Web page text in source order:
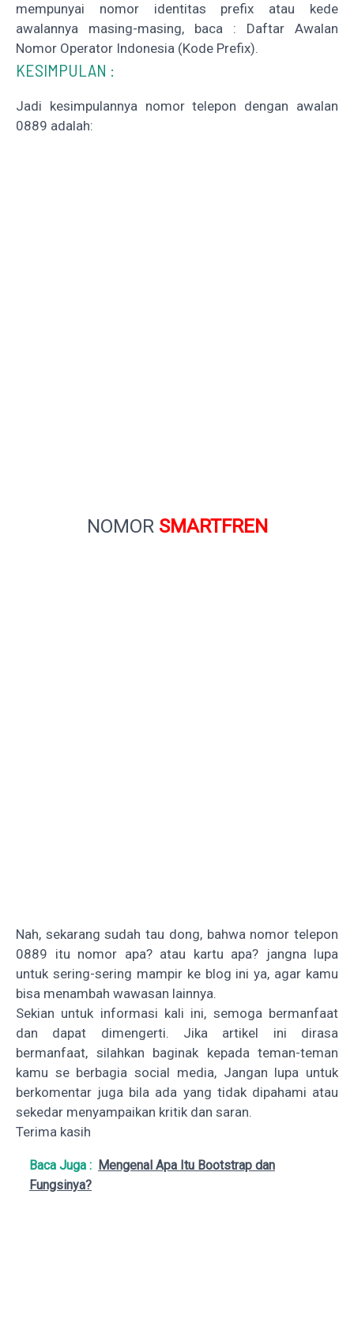
mempunyai nomor identitas prefix atau kede
awalannya masing-masing, baca : Daftar Awalan
Nomor Operator Indonesia (Kode Prefix).
KESIMPULAN :
Jadi kesimpulannya nomor telepon dengan awalan
0889 adalah:
NOMOR SMARTFREN
Nah, sekarang sudah tau dong, bahwa nomor telepon
0889 itu nomor apa? atau kartu apa? jangna lupa
untuk sering-sering mampir ke blog ini ya, agar kamu
bisa menambah wawasan lainnya.
Sekian untuk informasi kali ini, semoga bermanfaat
dan dapat dimengerti. Jika artikel ini dirasa
bermanfaat, silahkan baginak kepada teman-teman
kamu se berbagia social media, Jangan lupa untuk
berkomentar juga bila ada yang tidak dipahami atau
sekedar menyampaikan kritik dan saran.
Terima kasih
Baca Juga : Mengenal Apa Itu Bootstrap dan
Fungsinya?